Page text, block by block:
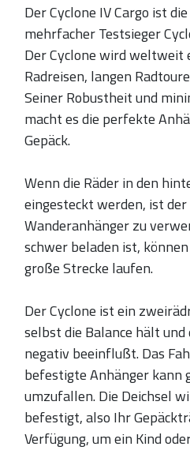
Der Cyclone IV Cargo ist
mehrfacher Testsieger
Der Cyclone wird
Radreisen, langen
Seiner Robustheit und
macht es die perfekte
Gepäck.
Wenn die Räder in den
eingesteckt werden, ist der
Wanderanhänger zu
schwer beladen ist,
große Strecke laufen.
Der Cyclone ist ein
selbst die Balance hält
negativ beeinflußt. Das
befestigte Anhänger kann
umzufallen. Die Deichsel
befestigt, also Ihr
Verfügung, um ein Kind